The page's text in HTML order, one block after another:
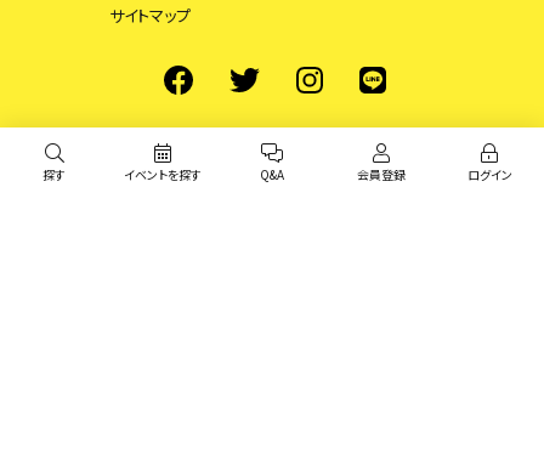
サイトマップ
探す イベントを探す Q&A 会員登録 ログイン